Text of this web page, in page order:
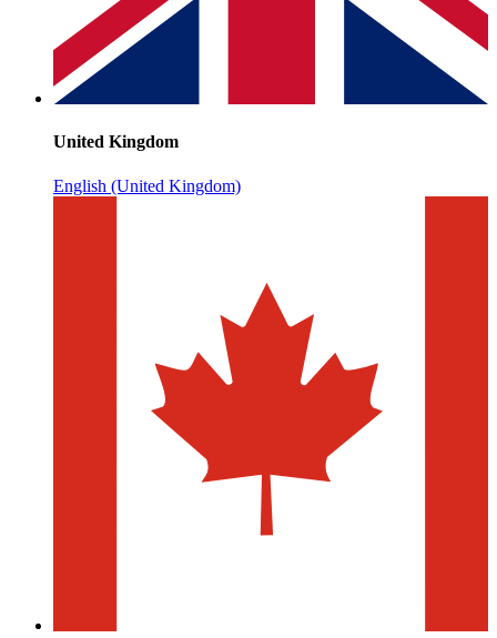
United Kingdom
English (United Kingdom)